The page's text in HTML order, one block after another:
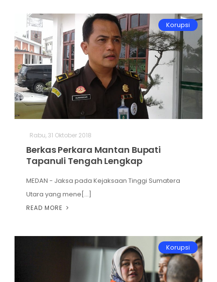
Korupsi
Rabu, 31 Oktober 2018
Berkas Perkara Mantan Bupati
Tapanuli Tengah Lengkap
MEDAN - Jaksa pada Kejaksaan Tinggi Sumatera
Utara yang mene[...]
READ MORE
Korupsi